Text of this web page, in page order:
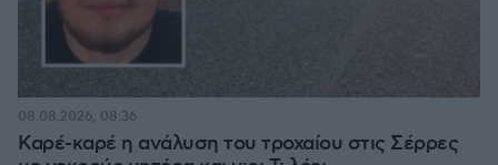
Καρέ-καρέ η ανάλυση του τροχαίου στις Σέρρες
08.08.2026, 08:36